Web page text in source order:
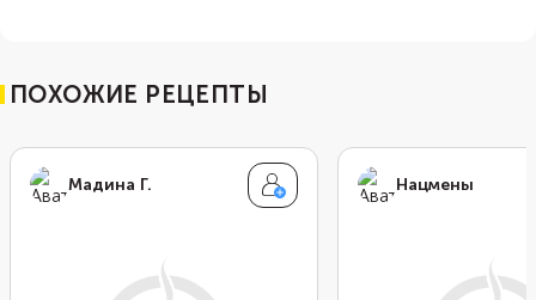
ПОХОЖИЕ РЕЦЕПТЫ
Мадина Г. Нацмены